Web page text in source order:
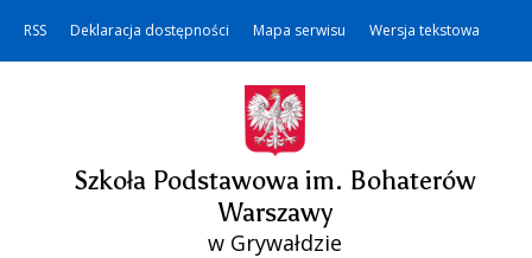
RSS Deklaracja dostępności Mapa serwisu Wersja tekstowa
Szkoła Podstawowa im. Bohaterów
Warszawy
w Grywałdzie